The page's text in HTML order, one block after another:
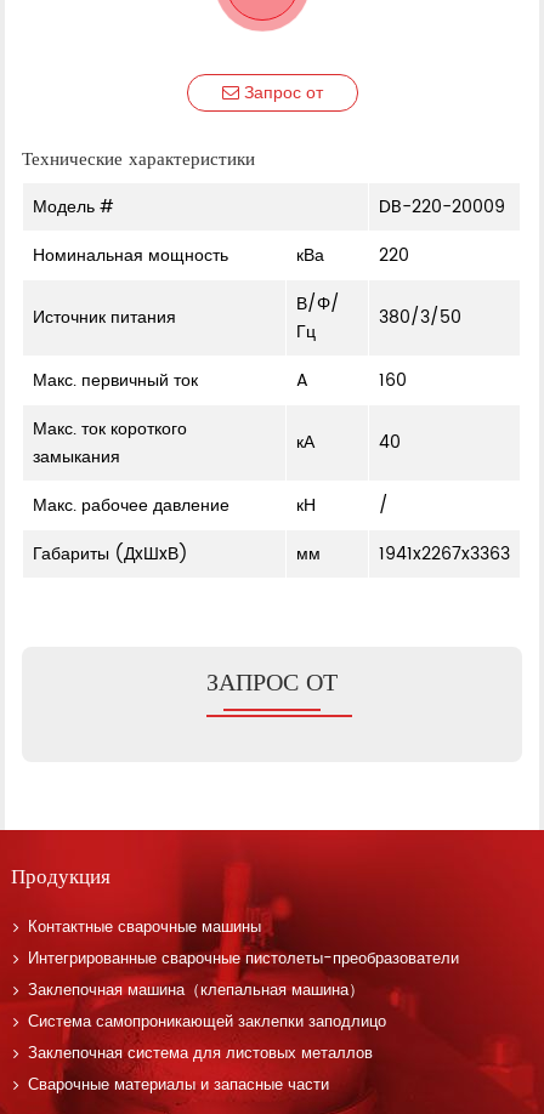
Запрос от
Технические характеристики
Модель #
DB-220-20009
Номинальная мощность
кВа 220
Источник питания
В/Φ/
Гц
380/3/50
Макс. первичный ток A
160
Макс. ток короткого
замыкания
кА 40
Макс. рабочее давление кН
/
Габариты (ДxШxВ)
мм 1941x2267x3363
ЗАПРОС ОТ
Продукция
Контактные сварочные машины
Интегрированные сварочные пистолеты-преобразователи
Заклепочная машина（клепальная машина）
Система самопроникающей заклепки заподлицо
Заклепочная система для листовых металлов
Сварочные материалы и запасные части